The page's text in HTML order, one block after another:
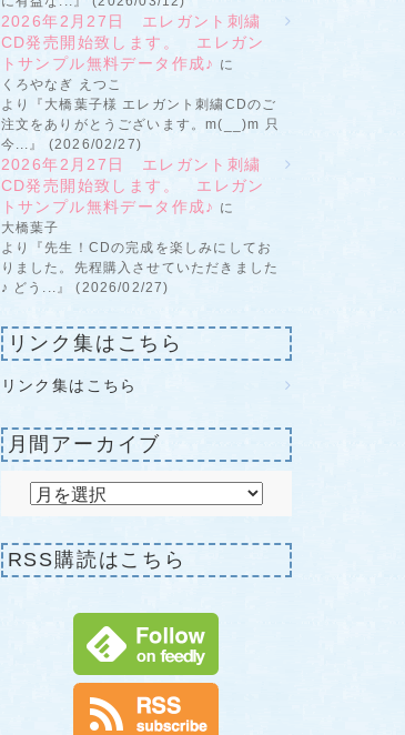
2026年2月27日 エレガント刺繍
CD発売開始致します。 エレガン
トサンプル無料データ作成♪ に
くろやなぎ えつこ
より『大橋葉子様 エレガント刺繍CDのご
注文をありがとうございます。m(__)m 只
今...』 (2026/02/27)
2026年2月27日 エレガント刺繍
CD発売開始致します。 エレガン
トサンプル無料データ作成♪ に
大橋葉子
より『先生！CDの完成を楽しみにしてお
りました。先程購入させていただきました
♪ どう...』 (2026/02/27)
リンク集はこちら
リンク集はこちら
月間アーカイブ
RSS購読はこちら